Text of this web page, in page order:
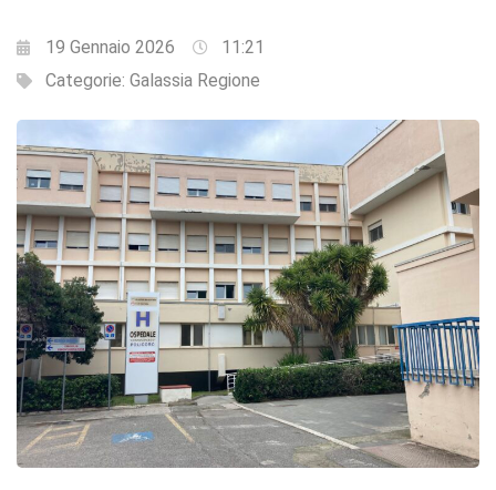
19 Gennaio 2026
11:21
Categorie: Galassia Regione